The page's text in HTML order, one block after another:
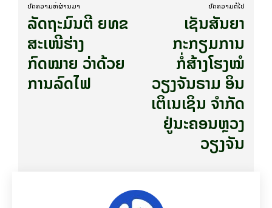
ບົດ​ຄວາມ​ທີ່​ຜ່ານ​ມາ
ລັດຖະມົນຕີ ຍທຂ
ສະເໜີຮ່າງ
ກົດໝາຍ ວ່າດ້ວຍ
ການລົດໄຟ
ບົດ​ຄວາມ​ຕໍ່​ໄປ
​ເຊັນ​ສັນ​ຍາ
ກະກຽມການ
ກໍ່ສ້າງໂຮງໝໍ
ວຽງຈັນຣາມ ອິນ
ເຕິເນເຊິນ ຈຳກັດ
ຢູ່ນະຄອນຫຼວງ
ວຽງຈັນ